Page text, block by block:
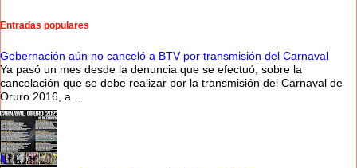
Entradas populares
Gobernación aún no canceló a BTV por transmisión del Carnaval
Ya pasó un mes desde la denuncia que se efectuó, sobre la
cancelación que se debe realizar por la transmisión del Carnaval de
Oruro 2016, a ...